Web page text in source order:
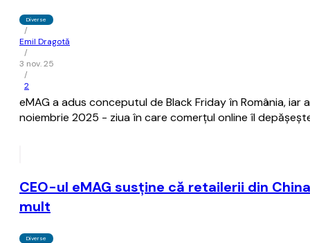
Diverse
/
Emil Dragotă
/
3 nov. 25
/
2
eMAG a adus conceputul de Black Friday în România,
noiembrie 2025 - ziua în care comerțul online îl
CEO-ul eMAG susţine că retailerii din
mult
Diverse